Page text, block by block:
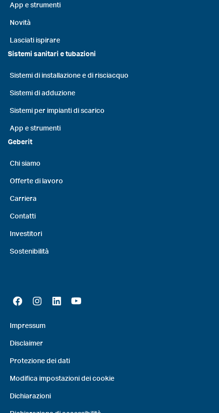
App e strumenti
Novità
Lasciati ispirare
Sistemi sanitari e tubazioni
Sistemi di installazione e di risciacquo
Sistemi di adduzione
Sistemi per impianti di scarico
App e strumenti
Geberit
Chi siamo
Offerte di lavoro
Carriera
Contatti
Investitori
Sostenibilità
Impressum
Disclaimer
Protezione dei dati
Modifica impostazioni dei cookie
Dichiarazioni